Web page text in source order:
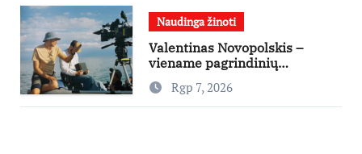
Naudinga žinoti
Valentinas Novopolskis –
viename pagrindinių
vaidmenų penkių šalių filme
„Nugalėtoja“: Lietuvos kino
teatruose – nuo rugpjūčio 7-
Rgp 7, 2026